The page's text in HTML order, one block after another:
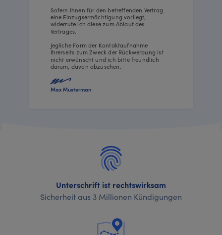
Sofern Ihnen für den betreffenden Vertrag
eine Einzugsermächtigung vorliegt,
widerrufe ich diese zum Ablauf des
Vertrages.
Jegliche Form der Kontaktaufnahme
Ihrerseits zum Zweck der Rückwerbung ist
nicht erwünscht und ich bitte freundlich
darum, davon abzusehen.
Max Musterman
Unterschrift ist rechtswirksam
Sicherheit aus 3 Millionen Kündigungen